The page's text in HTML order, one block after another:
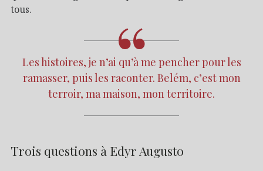
tous.
Les histoires, je n’ai qu’à me pencher pour les
ramasser, puis les raconter. Belém, c’est mon
terroir, ma maison, mon territoire.
Trois questions à Edyr Augusto